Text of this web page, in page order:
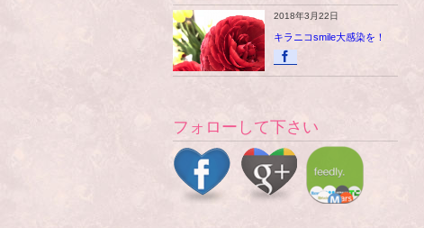
2018年3月22日
キラニコsmile大感染を！
フォローして下さい